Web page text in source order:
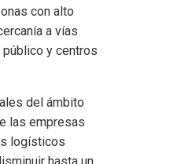
con alto
a vías
y centros
del ámbito
las empresas
logísticos